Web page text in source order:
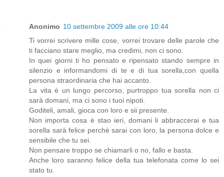
Anonimo 10 settembre 2009 alle ore 10:44
Ti vorrei scrivere mille cose, vorrei trovare delle parole che
ti facciano stare meglio, ma credimi, non ci sono.
In quei giorni ti ho pensato e ripensato stando sempre in
silenzio e informandomi di te e di tua sorella,con quella
persona straordinaria che hai accanto.
La vita è un lungo percorso, purtroppo tua sorella non ci
sarà domani, ma ci sono i tuoi nipoti.
Goditeli, amali, gioca con loro e sii presente.
Non importa cosa è stao ieri, domani li abbraccerai e tua
sorella sarà felice perchè sarai con loro, la persona dolce e
sensibile che tu sei.
Non pensare troppo se chiamarli o no, fallo e basta.
Anche loro saranno felice della tua telefonata come lo sei
stato tu.